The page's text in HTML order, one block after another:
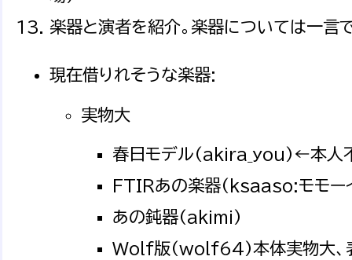
楽器と演者を紹介。楽器については一言
現在借りれそうな楽器:
実物大
春日モデル(akira_you)←本人
FTIRあの楽器(ksaaso:モモー
あの鈍器(akimi)
Wolf版(wolf64)本体実物大、